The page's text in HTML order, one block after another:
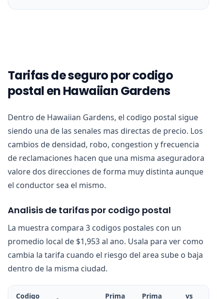
Tarifas de seguro por codigo
postal en Hawaiian Gardens
Dentro de Hawaiian Gardens, el codigo postal sigue
siendo una de las senales mas directas de precio. Los
cambios de densidad, robo, congestion y frecuencia
de reclamaciones hacen que una misma aseguradora
valore dos direcciones de forma muy distinta aunque
el conductor sea el mismo.
Analisis de tarifas por codigo postal
La muestra compara 3 codigos postales con un
promedio local de $1,953 al ano. Usala para ver como
cambia la tarifa cuando el riesgo del area sube o baja
dentro de la misma ciudad.
Codigo Prima Prima vs